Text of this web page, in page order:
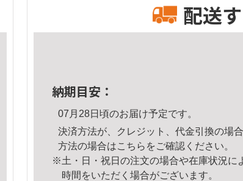
配送
納期目安：
07月28日頃のお届け予定です。
決済方法が、クレジット、代金引換の場
方法の場合はこちら をご確認ください。
※土・日・祝日の注文の場合や在庫状況に
時間をいただく場合がございます。